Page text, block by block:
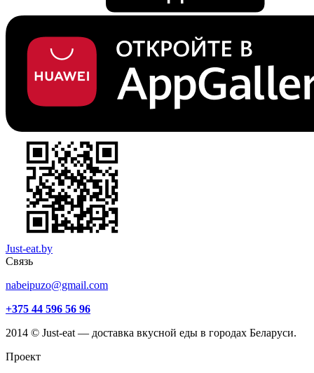
Just-eat.by
Связь
nabeipuzo@gmail.com
+375 44 596 56 96
2014 © Just-eat — доставка вкусной еды в городах Беларуси.
Проект